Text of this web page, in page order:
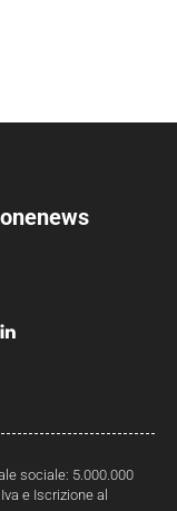
sociale: 5.000.000
e Iscrizione al